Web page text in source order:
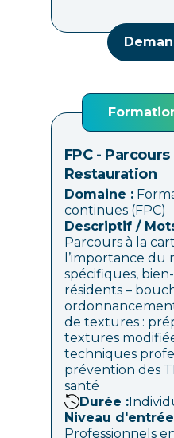
FPC -
Restauration
Domaine :
continues (FPC)
Descriptif /
Parcours à la
l’importance du
spécifiques,
résidents –
de textures :
textures
techniques
prévention des
santé
Durée :
Niveau
Professionnels